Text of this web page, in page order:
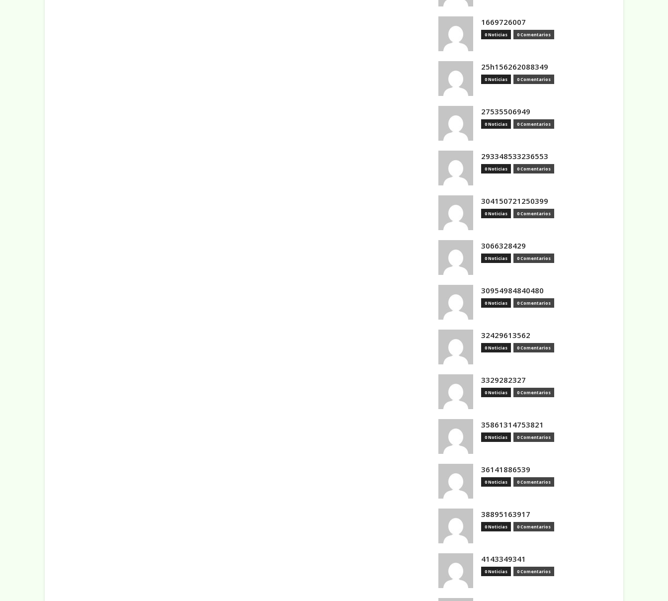
1669726007
0 Noticias 0 Comentarios
25h156262088349
0 Noticias 0 Comentarios
27535506949
0 Noticias 0 Comentarios
293348533236553
0 Noticias 0 Comentarios
304150721250399
0 Noticias 0 Comentarios
3066328429
0 Noticias 0 Comentarios
30954984840480
0 Noticias 0 Comentarios
32429613562
0 Noticias 0 Comentarios
3329282327
0 Noticias 0 Comentarios
35861314753821
0 Noticias 0 Comentarios
36141886539
0 Noticias 0 Comentarios
38895163917
0 Noticias 0 Comentarios
4143349341
0 Noticias 0 Comentarios